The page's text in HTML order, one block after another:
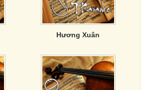
Hương Xuân